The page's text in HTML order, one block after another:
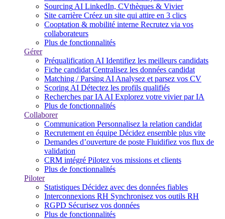
Sourcing AI LinkedIn, CVthèques & Vivier
Site carrière Créez un site qui attire en 3 clics
Cooptation & mobilité interne Recrutez via vos
collaborateurs
Plus de fonctionnalités
Gérer
Préqualification AI Identifiez les meilleurs candidats
Fiche candidat Centralisez les données candidat
Matching / Parsing AI Analysez et parsez vos CV
Scoring AI Détectez les profils qualifiés
Recherches par IA AI Explorez votre vivier par IA
Plus de fonctionnalités
Collaborer
Communication Personnalisez la relation candidat
Recrutement en équipe Décidez ensemble plus vite
Demandes d’ouverture de poste Fluidifiez vos flux de
validation
CRM intégré Pilotez vos missions et clients
Plus de fonctionnalités
Piloter
Statistiques Décidez avec des données fiables
Interconnexions RH Synchronisez vos outils RH
RGPD Sécurisez vos données
Plus de fonctionnalités